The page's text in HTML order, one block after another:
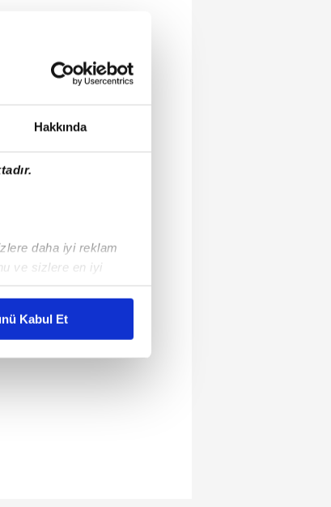
Hakkında
daha iyi reklam
ve sizlere en iyi
karşılamak
Kabul Et